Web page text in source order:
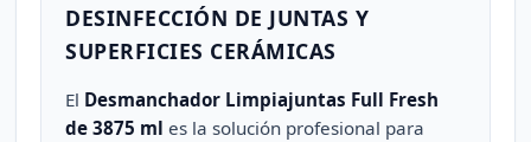
DESINFECCIÓN DE JUNTAS Y
SUPERFICIES CERÁMICAS
El Desmanchador Limpiajuntas Full Fresh
de 3875 ml es la solución profesional para